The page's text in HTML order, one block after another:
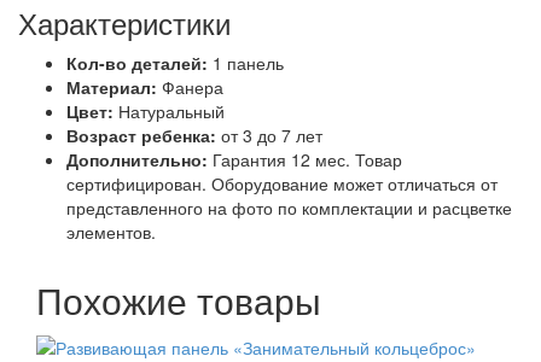
Характеристики
Кол-во деталей: 1 панель
Материал: Фанера
Цвет: Натуральный
Возраст ребенка: от 3 до 7 лет
Дополнительно: Гарантия 12 мес. Товар
сертифицирован. Оборудование может отличаться от
представленного на фото по комплектации и расцветке
элементов.
Похожие товары